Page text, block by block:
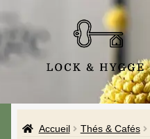
Le Studio
Accueil Thés & Cafés